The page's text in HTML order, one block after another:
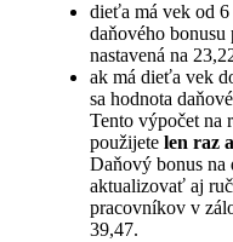
dieťa má vek od
daňového bonusu
nastavená na
ak má dieťa vek
sa hodnota
Tento výpočet na
použijete len raz
Daňový bonus na
aktualizovať aj
pracovníkov v
39,47.